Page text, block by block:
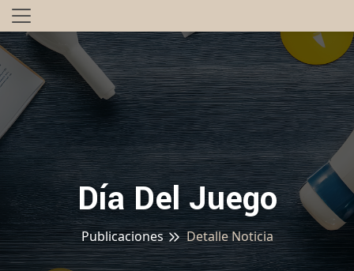
Día Del Juego
Publicaciones Detalle Noticia